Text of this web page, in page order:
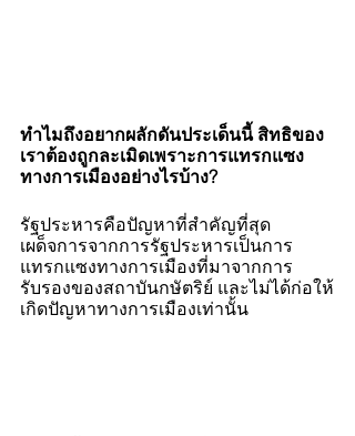
ทำไมถึงอยากผลักดันประเด็นนี้ สิทธิของ
เราต้องถูกละเมิดเพราะการแทรกแซง
ทางการเมืองอย่างไรบ้าง?
รัฐประหารคือปัญหาที่สำคัญที่สุด
เผด็จการจากการรัฐประหารเป็นการ
แทรกแซงทางการเมืองที่มาจากการ
รับรองของสถาบันกษัตริย์ และไม่ได้ก่อให้
เกิดปัญหาทางการเมืองเท่านั้น